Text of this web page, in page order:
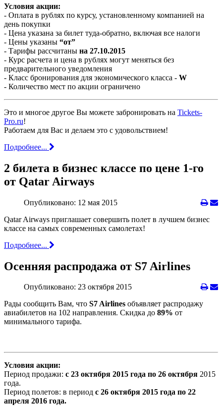
Условия акции:
- Оплата в рублях по курсу, установленному компанией на
день покупки
- Цена указана за билет туда-обратно, включая все налоги
- Цены указаны “от”
- Тарифы рассчитаны на 27.10.2015
- Курс расчета и цена в рублях могут меняться без
предварительного уведомления
- Класс бронирования для экономического класса - W
- Количество мест по акции ограничено
Это и многое другое Вы можете забронировать на Tickets-
Pro.ru!
Работаем для Вас и делаем это с удовольствием!
Подробнее...
2 билета в бизнес классе по цене 1-го
от Qatar Airways
Опубликовано: 12 мая 2015
Qatar Airways приглашает совершить полет в лучшем бизнес
классе на самыx современных самолетаx!
Подробнее...
Осенняя распродажа от S7 Airlines
Опубликовано: 23 октября 2015
Рады сообщить Вам, что S7 Airlines объявляет распродажу
авиабилетов на 102 направления. Скидка до 89% от
минимального тарифа.
Условия акции:
Период продажи: с 23 октября 2015 года по 26 октября 2015
года.
Период полетов: в период с 26 октября 2015 года по 22
апреля 2016 года.